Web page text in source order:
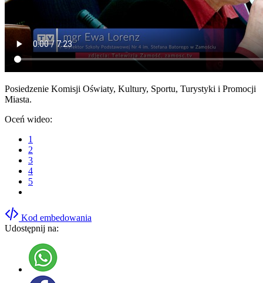
Posiedzenie Komisji Oświaty, Kultury, Sportu, Turystyki i Promocji
Miasta.
Oceń wideo:
1
2
3
4
5
Kod embedowania
Udostępnij na: